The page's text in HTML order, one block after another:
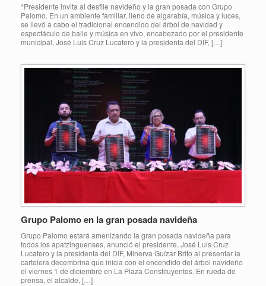
*Presidente invita al desfile navideño y la gran posada con Grupo
Palomo. En un ambiente familiar, lleno de algarabía, música y luces,
se llevó a cabo el tradicional encendido del árbol de navidad y
espectáculo de baile y música en vivo, encabezado por el presidente
municipal, José Luis Cruz Lucatero y la presidenta del DIF, […]
Grupo Palomo en la gran posada navideña
Grupo Palomo estará amenizando la gran posada navideña para
todos los apatzinguenses, anunció el presidente, José Luis Cruz
Lucatero y la presidenta del DIF, Minerva Guízar Brito al presentar la
cartelera decembrina que inicia con el encendido del árbol navideño
el viernes 1 de diciembre en La Plaza Constituyentes. En rueda de
prensa, el alcalde, […]